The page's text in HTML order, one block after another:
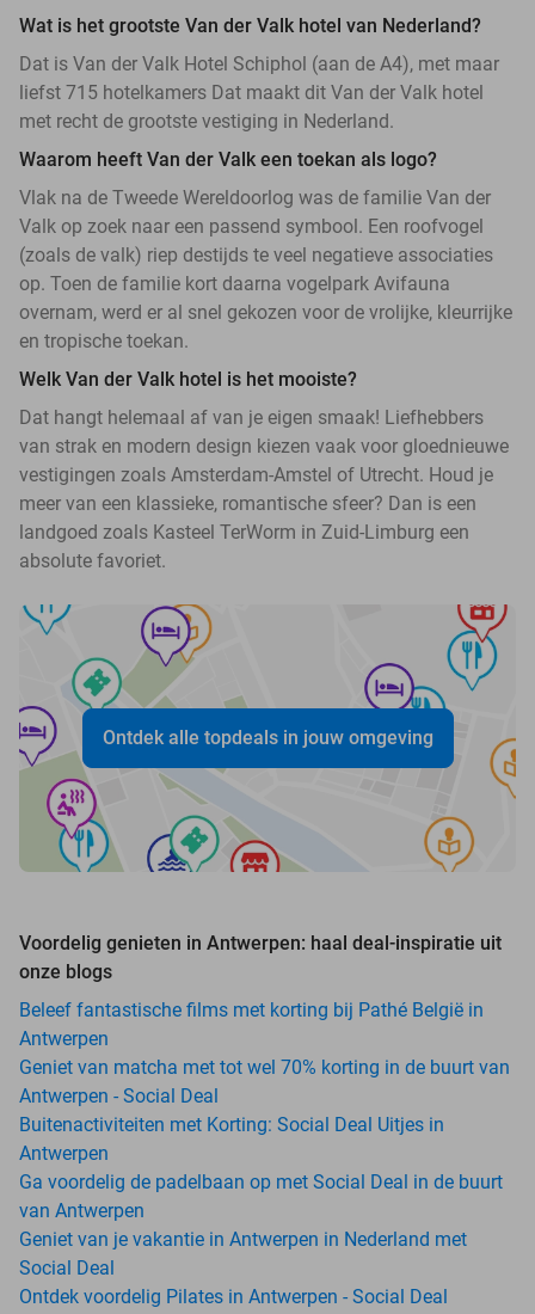
Wat is het grootste Van der Valk hotel van Nederland?
Dat is Van der Valk Hotel Schiphol (aan de A4), met maar
liefst 715 hotelkamers Dat maakt dit Van der Valk hotel
met recht de grootste vestiging in Nederland.
Waarom heeft Van der Valk een toekan als logo?
Vlak na de Tweede Wereldoorlog was de familie Van der
Valk op zoek naar een passend symbool. Een roofvogel
(zoals de valk) riep destijds te veel negatieve associaties
op. Toen de familie kort daarna vogelpark Avifauna
overnam, werd er al snel gekozen voor de vrolijke, kleurrijke
en tropische toekan.
Welk Van der Valk hotel is het mooiste?
Dat hangt helemaal af van je eigen smaak! Liefhebbers
van strak en modern design kiezen vaak voor gloednieuwe
vestigingen zoals Amsterdam-Amstel of Utrecht. Houd je
meer van een klassieke, romantische sfeer? Dan is een
landgoed zoals Kasteel TerWorm in Zuid-Limburg een
absolute favoriet.
Ontdek alle topdeals in jouw omgeving
Voordelig genieten in Antwerpen: haal deal-inspiratie uit
onze blogs
Beleef fantastische films met korting bij Pathé België in
Antwerpen
Geniet van matcha met tot wel 70% korting in de buurt van
Antwerpen - Social Deal
Buitenactiviteiten met Korting: Social Deal Uitjes in
Antwerpen
Ga voordelig de padelbaan op met Social Deal in de buurt
van Antwerpen
Geniet van je vakantie in Antwerpen in Nederland met
Social Deal
Ontdek voordelig Pilates in Antwerpen - Social Deal